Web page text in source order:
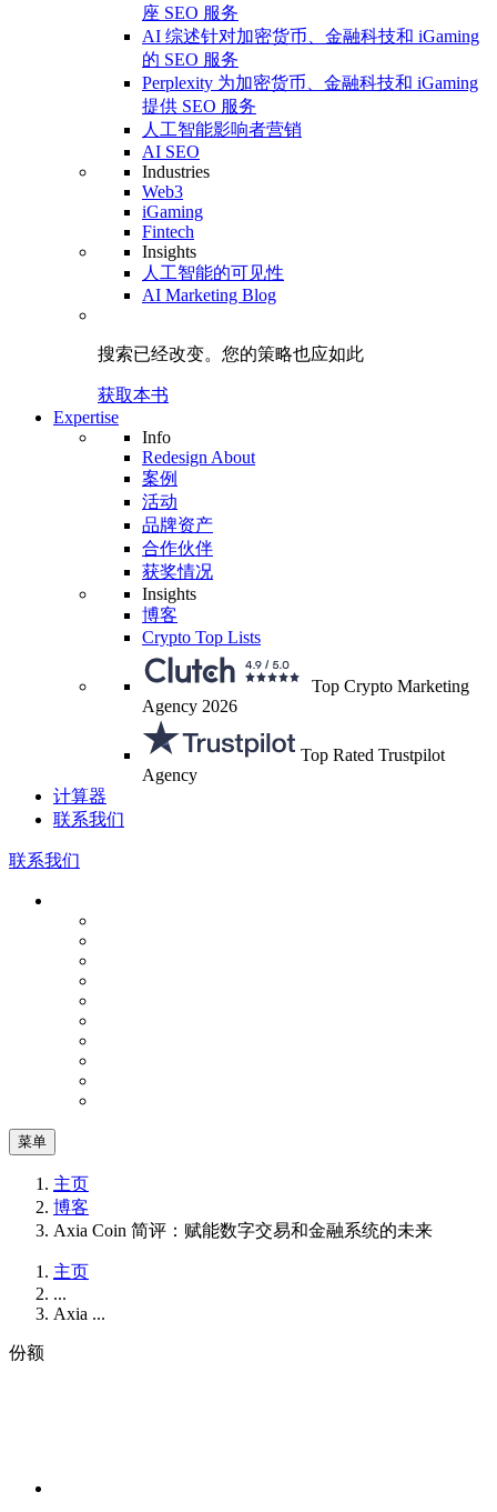
座 SEO 服务
AI 综述针对加密货币、金融科技和 iGaming
的 SEO 服务
Perplexity 为加密货币、金融科技和 iGaming
提供 SEO 服务
人工智能影响者营销
AI SEO
Industries
Web3
iGaming
Fintech
Insights
人工智能的可见性
AI Marketing Blog
搜索已经改变。 您的策略也应如此
获取本书
Expertise
Info
Redesign About
案例
活动
品牌资产
合作伙伴
获奖情况
Insights
博客
Crypto Top Lists
Top Crypto Marketing
Agency 2026
Top Rated Trustpilot
Agency
计算器
联系我们
联系我们
菜单
主页
博客
Axia Coin 简评：赋能数字交易和金融系统的未来
主页
...
Axia ...
份额